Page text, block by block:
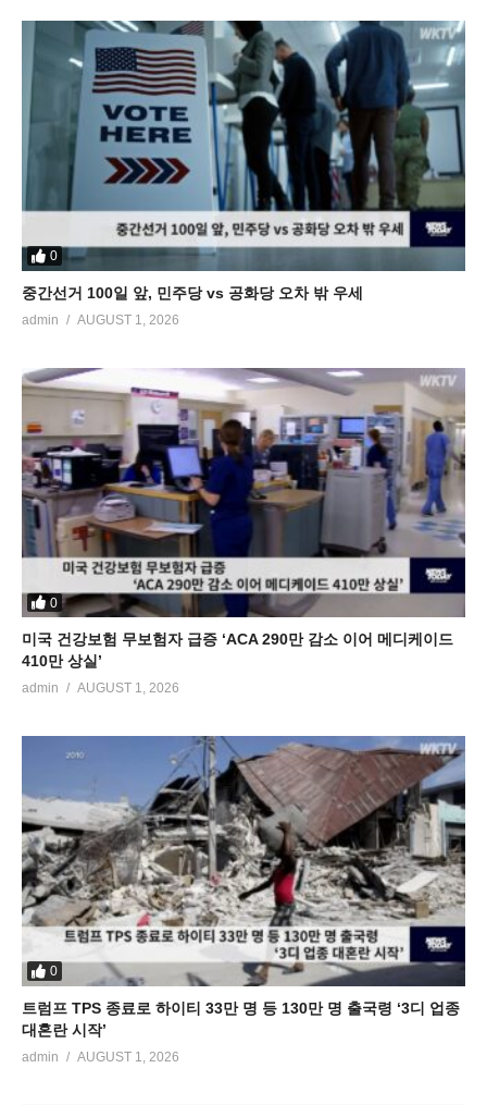
0
중간선거 100일 앞, 민주당 vs 공화당 오차 밖 우세
admin AUGUST 1, 2026
0
미국 건강보험 무보험자 급증 ‘ACA 290만 감소 이어 메디케이드
410만 상실’
admin AUGUST 1, 2026
0
트럼프 TPS 종료로 하이티 33만 명 등 130만 명 출국령 ‘3디 업종
대혼란 시작’
admin AUGUST 1, 2026